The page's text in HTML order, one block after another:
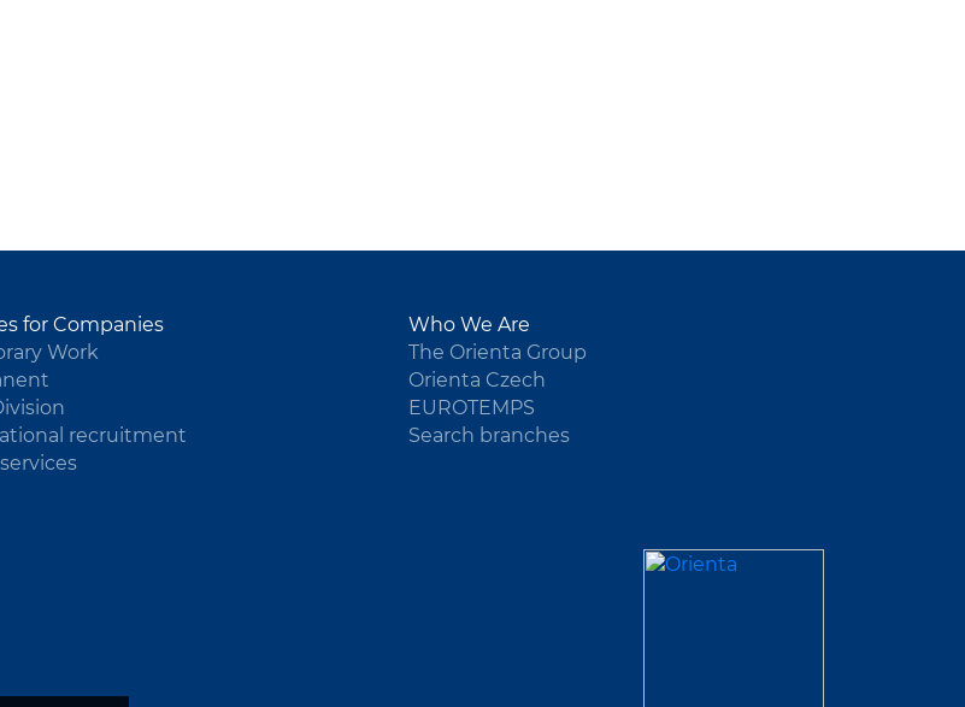
for Companies
Work
recruitment
Who We Are
The Orienta Group
Orienta Czech
EUROTEMPS
Search branches